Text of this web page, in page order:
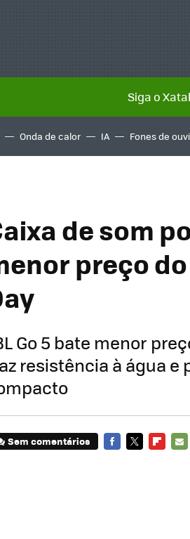
Siga o
Onda de calor IA Fones de
de som
preço
Go 5 bate menor
resistência à água e
Sem comentários